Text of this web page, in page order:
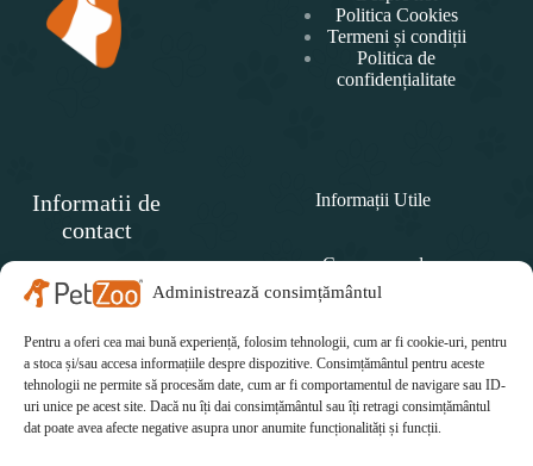
Administrează consimțământul
Pentru a oferi cea mai bună experiență, folosim tehnologii, cum ar fi cookie-uri, pentru
a stoca și/sau accesa informațiile despre dispozitive. Consimțământul pentru aceste
tehnologii ne permite să procesăm date, cum ar fi comportamentul de navigare sau ID-
uri unice pe acest site. Dacă nu îți dai consimțământul sau îți retragi consimțământul
dat poate avea afecte negative asupra unor anumite funcționalități și funcții.
Politica Cookies
Termeni și condiții
Politica de
confidențialitate
Informatii de
contact
PET
Telefon:
0771 415 812
Email:
Informații Utile
Cum comand
Politica de retur
Cum plătesc
Cum se livrează